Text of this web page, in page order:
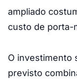
ampliado
custo de porta-
O investimento
previsto